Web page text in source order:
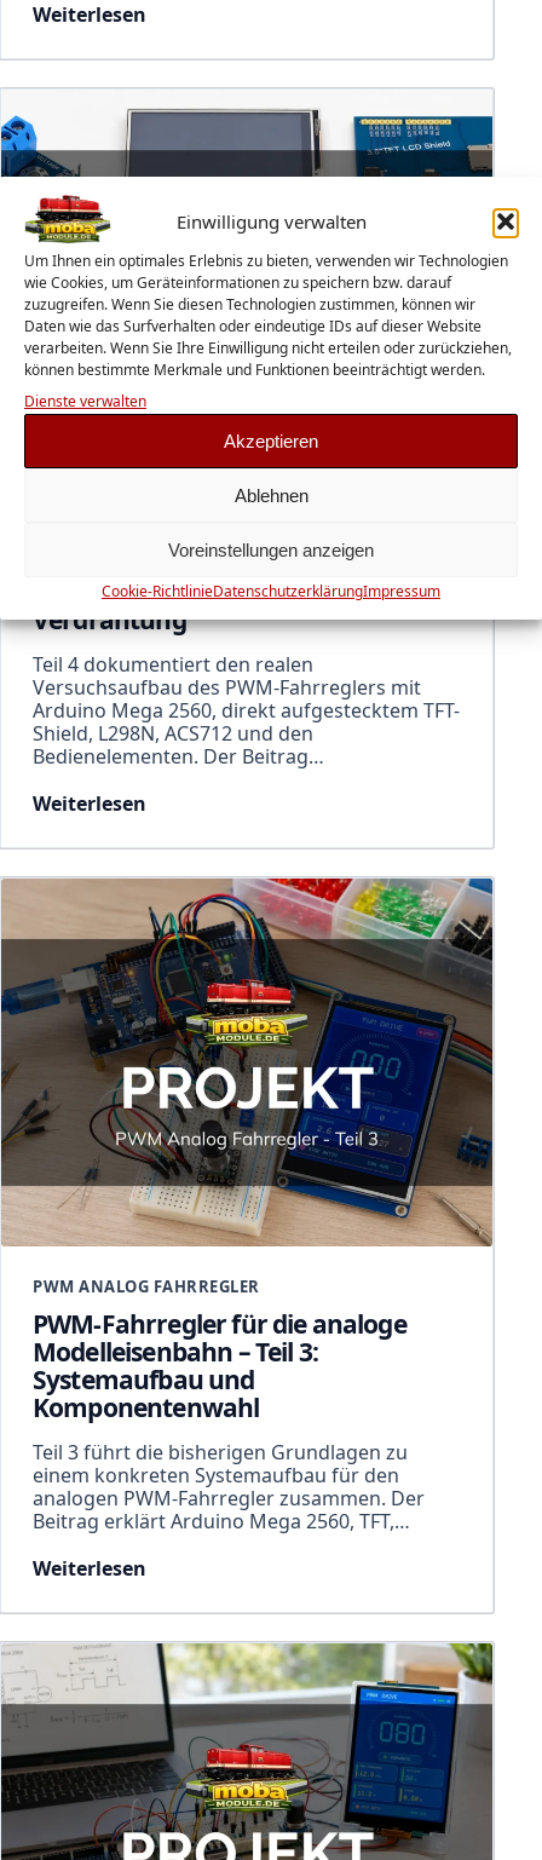
Einwilligung verwalten
Um Ihnen ein optimales Erlebnis zu bieten, verwenden wir Technologien
wie Cookies, um Geräteinformationen zu speichern bzw. darauf
zuzugreifen. Wenn Sie diesen Technologien zustimmen, können wir
Daten wie das Surfverhalten oder eindeutige IDs auf dieser Website
verarbeiten. Wenn Sie Ihre Einwilligung nicht erteilen oder zurückziehen,
können bestimmte Merkmale und Funktionen beeinträchtigt werden.
Dienste verwalten
Akzeptieren
Ablehnen
Voreinstellungen anzeigen
Cookie-RichtlinieDatenschutzerklärungImpressum
Weiterlesen
PWM ANALOG FAHRREGLER
PWM-Fahrregler für die analoge
Modelleisenbahn – Teil 4:
Komponenten, Testaufbau und
Verdrahtung
Teil 4 dokumentiert den realen
Versuchsaufbau des PWM-Fahrreglers mit
Arduino Mega 2560, direkt aufgestecktem TFT-
Shield, L298N, ACS712 und den
Bedienelementen. Der Beitrag…
Weiterlesen
PWM ANALOG FAHRREGLER
PWM-Fahrregler für die analoge
Modelleisenbahn – Teil 3:
Systemaufbau und
Komponentenwahl
Teil 3 führt die bisherigen Grundlagen zu
einem konkreten Systemaufbau für den
analogen PWM-Fahrregler zusammen. Der
Beitrag erklärt Arduino Mega 2560, TFT,…
Weiterlesen